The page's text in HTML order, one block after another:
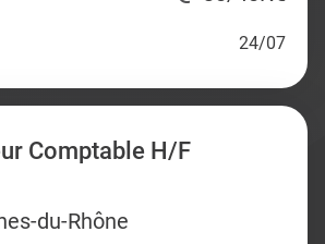
24/07
Comptable H/F
du-Rhône